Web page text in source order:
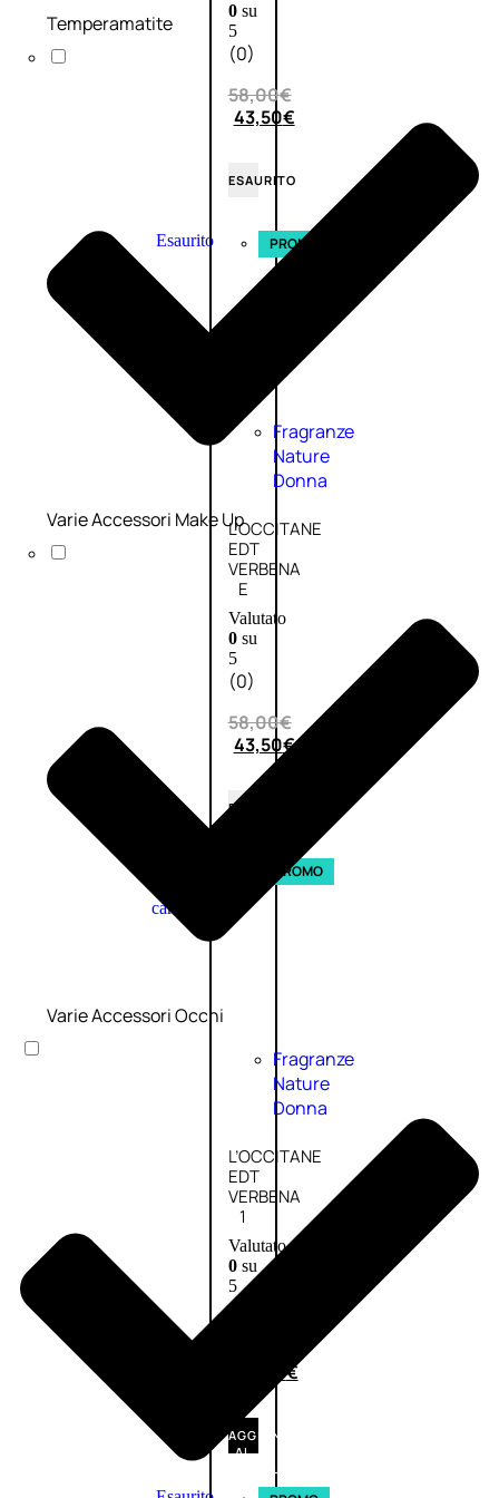
0su
5
(0)
58,00€
43,50€
ESAURITO
Esaurito PROMO
Fragranze
Nature
Donna
L’OCCITANE
EDT
VERBENA
E
Valutato
0su
5
(0)
58,00€
43,50€
ESAURITO
al
carrello
PROMO
Fragranze
Nature
Donna
L’OCCITANE
EDT
VERBENA
1
Valutato
0su
5
(0)
42,00€
AGGIUNGI
AL
CARRELLO
Temperamatite
Varie Accessori Make Up
Varie Accessori Occhi